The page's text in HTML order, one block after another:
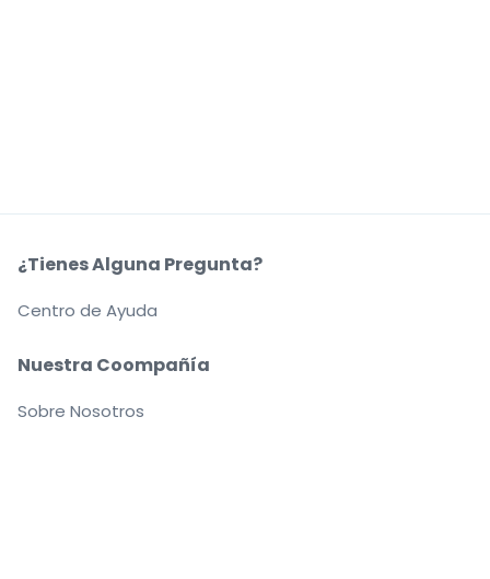
Nuestra Coompañía
Sobre Nosotros
¿Tienes Alguna Pregunta?
Centro de Ayuda